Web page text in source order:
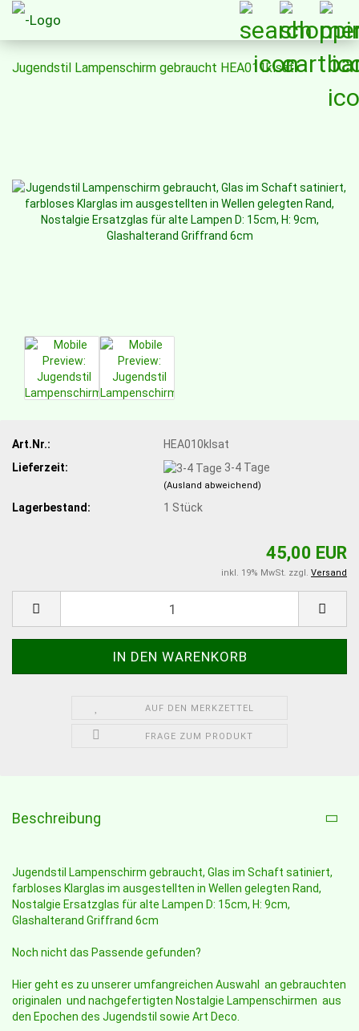
Jugendstil Lampenschirm gebraucht HEA011klsat
Art.Nr.:
HEA010klsat
Lieferzeit:
3-4 Tage
(Ausland abweichend)
Lagerbestand: 1 Stück
45,00 EUR
inkl. 19% MwSt. zzgl. Versand
AUF DEN MERKZETTEL
FRAGE ZUM PRODUKT
Beschreibung
Jugendstil Lampenschirm gebraucht, Glas im Schaft satiniert,
farbloses Klarglas im ausgestellten in Wellen gelegten Rand,
Nostalgie Ersatzglas für alte Lampen D: 15cm, H: 9cm,
Glashalterand Griffrand 6cm
Noch nicht das Passende gefunden?
Hier geht es zu unserer umfangreichen Auswahl an gebrauchten
originalen und nachgefertigten Nostalgie Lampenschirmen aus
den Epochen des Jugendstil sowie Art Deco.